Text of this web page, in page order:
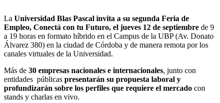
La Universidad Blas Pascal invita a su segunda Feria de
Empleo, Conectá con tu Futuro, el jueves 12 de septiembre de 9
a 19 horas en formato híbrido en el Campus de la UBP (Av. Donato
Álvarez 380) en la ciudad de Córdoba y de manera remota por los
canales virtuales de la Universidad.
Más de 30 empresas nacionales e internacionales, junto con
entidades públicas presentarán su propuesta laboral y
profundizarán sobre los perfiles que requiere el mercado con
stands y charlas en vivo.